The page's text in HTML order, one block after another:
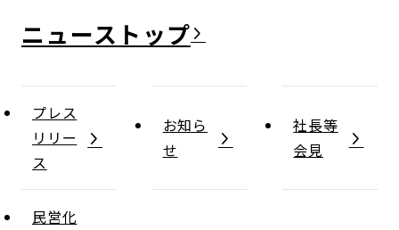
ニュース
プレス
リリー
ス
お知ら
せ
社長等
会見
民営化